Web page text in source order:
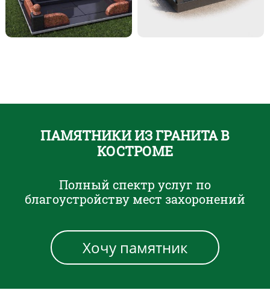
ПАМЯТНИКИ ИЗ ГРАНИТА В
КОСТРОМЕ
Полный спектр услуг по
благоустройству мест захоронений
Хочу памятник